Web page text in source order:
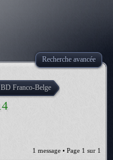
Recherche avancée
BD Franco-Belge
1 message • Page 1 sur 1